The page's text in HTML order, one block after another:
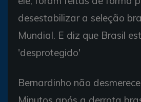
desestabilizar a seleção
Mundial. E diz que Brasil
'desprotegido'
Bernardinho não